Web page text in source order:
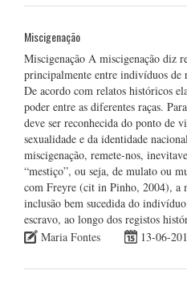
Miscigenação
Miscigenação A miscigenação diz
principalmente entre indivíduos de
De acordo com relatos históricos
poder entre as diferentes raças.
deve ser reconhecida do ponto de
sexualidade e da identidade
miscigenação, remete-nos,
“mestiço”, ou seja, de mulato ou
com Freyre (cit in Pinho, 2004), a
inclusão bem sucedida do
escravo, ao longo dos registos
Maria Fontes
13-06-